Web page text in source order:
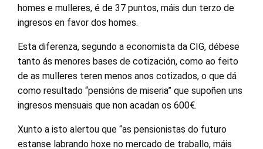
homes e mulleres, é de 37 puntos, máis dun terzo de
ingresos en favor dos homes.
Esta diferenza, segundo a economista da CIG, débese
tanto ás menores bases de cotización, como ao feito
de as mulleres teren menos anos cotizados, o que dá
como resultado “pensións de miseria” que supoñen uns
ingresos mensuais que non acadan os 600€.
Xunto a isto alertou que “as pensionistas do futuro
estanse labrando hoxe no mercado de traballo, máis